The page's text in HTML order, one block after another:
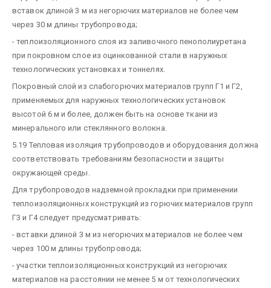
вставок длиной 3 м из негорючих материалов не более чем
через 30 м длины трубопровода;
- теплоизоляционного слоя из заливочного пенополиуретана
при покровном слое из оцинкованной стали в наружных
технологических установках и тоннелях.
Покровный слой из слабогорючих материалов групп Г1 и Г2,
применяемых для наружных технологических установок
высотой 6 м и более, должен быть на основе ткани из
минерального или стеклянного волокна.
5.19 Тепловая изоляция трубопроводов и оборудования должна
соответствовать требованиям безопасности и защиты
окружающей среды.
Для трубопроводов надземной прокладки при применении
теплоизоляционных конструкций из горючих материалов групп
Г3 и Г4 следует предусматривать:
- вставки длиной 3 м из негорючих материалов не более чем
через 100 м длины трубопровода;
- участки теплоизоляционных конструкций из негорючих
материалов на расстоянии не менее 5 м от технологических